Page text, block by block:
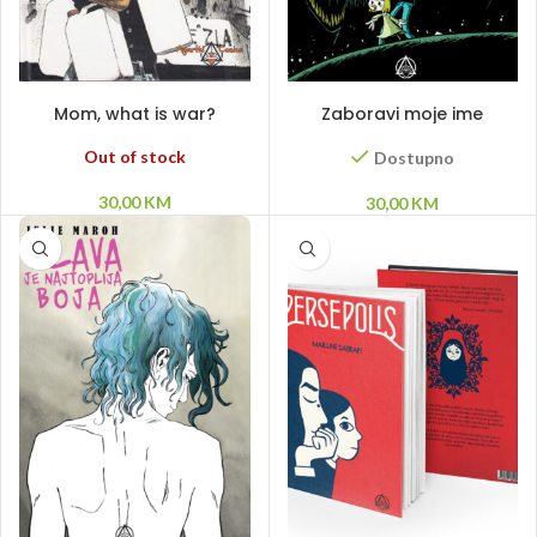
Mom, what is war?
Out of stock
30,00KM
Zaboravi moje ime
Dostupno
30,00KM